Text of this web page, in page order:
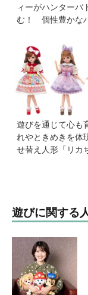
ィーがハンターバ
む！ 個性豊かな
R.E.D.」第２弾『
せい)ハンターオ
ン』が放送開始！
遊びを通じて心も
れやときめきを体
せ替え人形「リカ
遊びに関する